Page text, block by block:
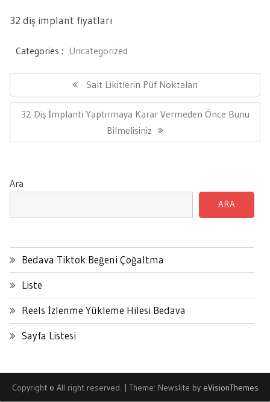
32 diş implant fiyatları
Categories : Uncategorized
Previous
Post:
Salt Likitlerin Püf Noktaları
Next
32 Diş İmplantı Yaptırmaya Karar Vermeden Önce Bunu
Bilmelisiniz
Ara
ARA
Bedava Tiktok Beğeni Çoğaltma
Liste
Reels İzlenme Yükleme Hilesi Bedava
Sayfa Listesi
Copyright © All right reserved. | Theme: Newslite by eVisionThemes